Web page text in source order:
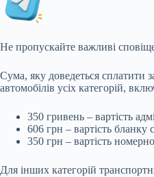
Не пропускайте важливі
Сума, яку доведеться сплатити
автомобілів усіх категорій,
350 гривень – вартість
606 грн – вартість бланку
350 грн – вартість
Для інших категорій